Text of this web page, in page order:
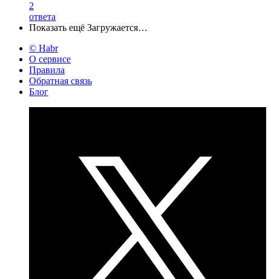
2
ответа
Показать ещё Загружается…
© Habr
О сервисе
Правила
Обратная связь
Блог